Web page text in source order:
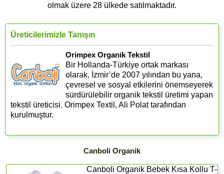
olmak üzere 28 ülkede satılmaktadır.
Üreticilerimizle Tanışın
Orimpex Organik Tekstil
Bir Hollanda-Türkiye ortak markası
olarak, İzmir’de 2007 yılından bu yana,
çevresel ve sosyal etkilerini önemseyerek
sürdürülebilir organik tekstil üretimi yapan
tekstil üreticisi. Orimpex Textil, Ali Polat tarafından
kurulmuştur.
Canboli Organik
Canboli Organik Bebek Kısa Kollu T-